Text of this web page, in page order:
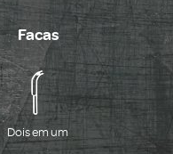
Facas
Dois em um